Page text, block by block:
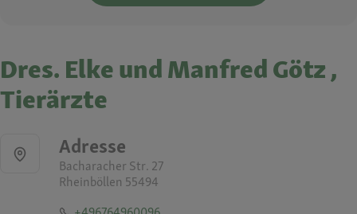
Dres. Elke und Manfred Götz ,
Tierärzte
Adresse
Bacharacher Str. 27
Rheinböllen 55494